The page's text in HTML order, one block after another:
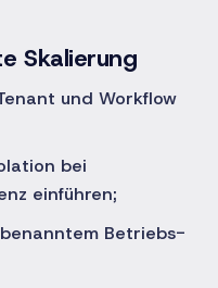
Skalierung
und Workflow
bei
einführen;
Betriebs-